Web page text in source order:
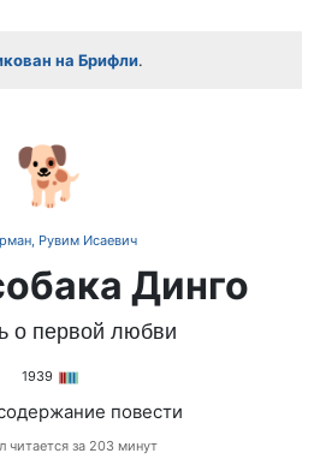
на Брифли.
🐕
Рувим Исаевич
Динго
о первой любви
1939
повести
читается за 203 минут